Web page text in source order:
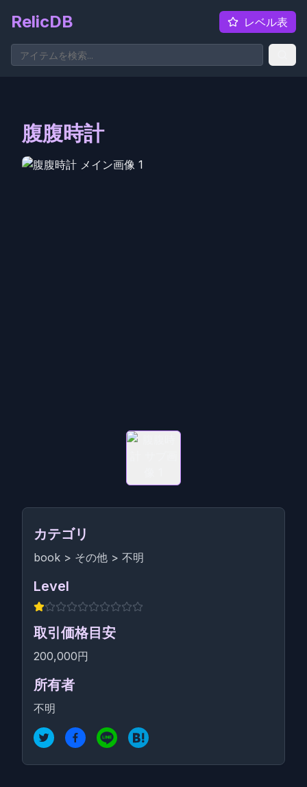
RelicDB レベル表
腹腹時計
カテゴリ
book > その他 > 不明
Level
取引価格目安
200,000円
所有者
不明